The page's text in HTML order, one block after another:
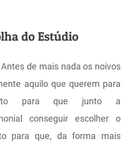
do Estúdio
Antes de mais nada os noivos
aquilo que querem para
para que junto a
conseguir escolher o
para que, da forma mais